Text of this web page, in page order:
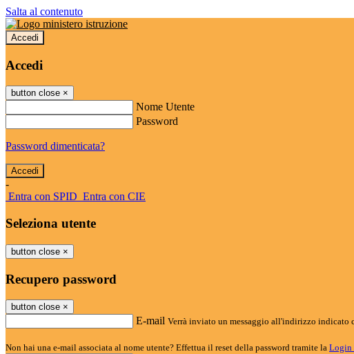
Salta al contenuto
Accedi
Accedi
button close ×
Nome Utente
Password
Password dimenticata?
-
Entra con SPID Entra con CIE
Seleziona utente
button close ×
Recupero password
button close ×
E-mail Verrà inviato un messaggio all'indirizzo indicato
Non hai una e-mail associata al nome utente? Effettua il reset della password tramite la Login